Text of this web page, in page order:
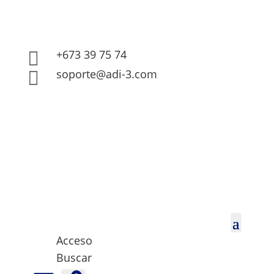
 +673 39 75 74
 soporte@adi-3.com
Acceso
Buscar